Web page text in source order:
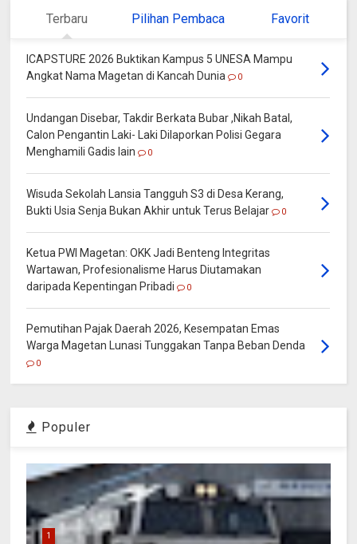
Terbaru Pilihan Pembaca Favorit
ICAPSTURE 2026 Buktikan Kampus 5 UNESA Mampu
Angkat Nama Magetan di Kancah Dunia
0
Undangan Disebar, Takdir Berkata Bubar ,Nikah Batal,
Calon Pengantin Laki- Laki Dilaporkan Polisi Gegara
Menghamili Gadis lain
0
Wisuda Sekolah Lansia Tangguh S3 di Desa Kerang,
Bukti Usia Senja Bukan Akhir untuk Terus Belajar
0
Ketua PWI Magetan: OKK Jadi Benteng Integritas
Wartawan, Profesionalisme Harus Diutamakan
daripada Kepentingan Pribadi
0
Pemutihan Pajak Daerah 2026, Kesempatan Emas
Warga Magetan Lunasi Tunggakan Tanpa Beban Denda
0
Populer
1